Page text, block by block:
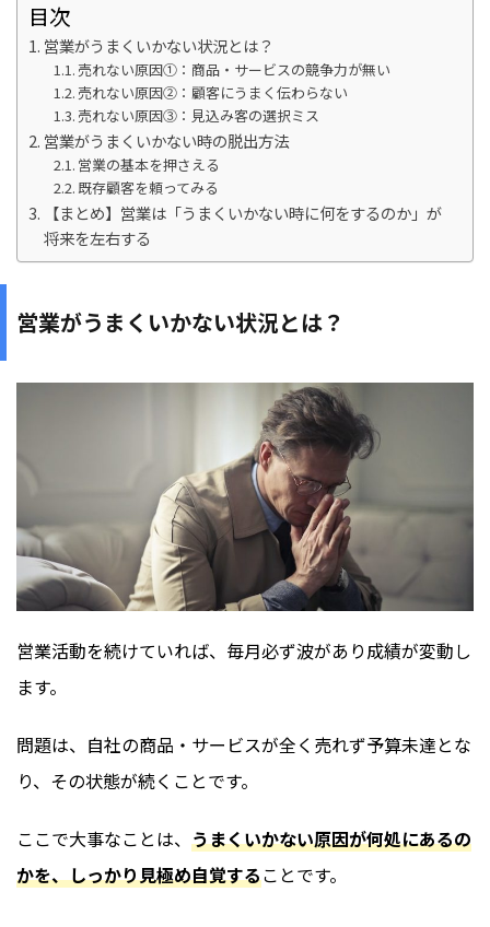
目次
営業がうまくいかない状況とは？
売れない原因➀：商品・サービスの競争力が無い
売れない原因②：顧客にうまく伝わらない
売れない原因③：見込み客の選択ミス
営業がうまくいかない時の脱出方法
営業の基本を押さえる
既存顧客を頼ってみる
【まとめ】営業は「うまくいかない時に何をするのか」が
将来を左右する
営業がうまくいかない状況とは？
営業活動を続けていれば、毎月必ず波があり成績が変動し
ます。
問題は、自社の商品・サービスが全く売れず予算未達とな
り、その状態が続くことです。
ここで大事なことは、 うまくいかない原因が何処にあるの
かを、しっかり見極め自覚することです。